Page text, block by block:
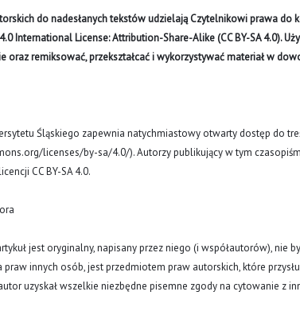
do nadesłanych tekstów udzielają Czytelnikowi prawa
International License: Attribution-Share-Alike (CC BY-SA 4.0).
oraz remiksować, przekształcać i wykorzystywać materiał w
Śląskiego zapewnia natychmiastowy otwarty dostęp do
licenses/by-sa/4.0/). Autorzy publikujący w tym
CC BY-SA 4.0.
jest oryginalny, napisany przez niego (i współautorów), nie
praw innych osób, jest przedmiotem praw autorskich, które
uzyskał wszelkie niezbędne pisemne zgody na cytowanie z